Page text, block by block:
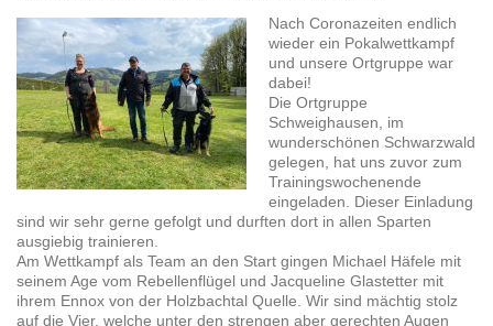
Nach Coronazeiten endlich
wieder ein Pokalwettkampf
und unsere Ortgruppe war
dabei!
Die Ortgruppe
Schweighausen, im
wunderschönen Schwarzwald
gelegen, hat uns zuvor zum
Trainingswochenende
eingeladen. Dieser Einladung
sind wir sehr gerne gefolgt und durften dort in allen Sparten
ausgiebig trainieren.
Am Wettkampf als Team an den Start gingen Michael Häfele mit
seinem Age vom Rebellenflügel und Jacqueline Glastetter mit
ihrem Ennox von der Holzbachtal Quelle . Wir sind mächtig stolz
auf die Vier, welche unter den strengen aber gerechten Augen